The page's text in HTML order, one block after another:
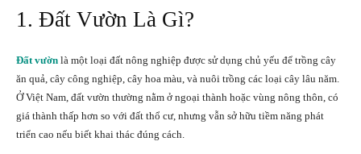
1. Đất Vườn Là Gì?
Đất vườn là một loại đất nông nghiệp được sử dụng chủ yếu để trồng cây
ăn quả, cây công nghiệp, cây hoa màu, và nuôi trồng các loại cây lâu năm.
Ở Việt Nam, đất vườn thường nằm ở ngoại thành hoặc vùng nông thôn, có
giá thành thấp hơn so với đất thổ cư, nhưng vẫn sở hữu tiềm năng phát
triển cao nếu biết khai thác đúng cách.